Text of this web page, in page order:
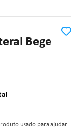
Bege
usado para ajudar